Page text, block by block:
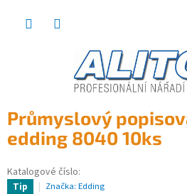
Průmyslový
edding 8040 10ks
Katalogové číslo:
Tip Značka: Edding